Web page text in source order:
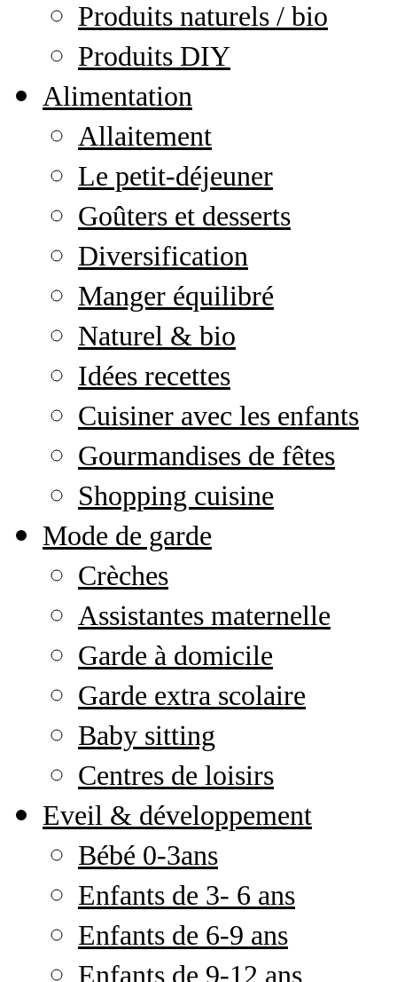
Produits naturels / bio
Produits DIY
Alimentation
Allaitement
Le petit-déjeuner
Goûters et desserts
Diversification
Manger équilibré
Naturel & bio
Idées recettes
Cuisiner avec les enfants
Gourmandises de fêtes
Shopping cuisine
Mode de garde
Crèches
Assistantes maternelle
Garde à domicile
Garde extra scolaire
Baby sitting
Centres de loisirs
Eveil & développement
Bébé 0-3ans
Enfants de 3- 6 ans
Enfants de 6-9 ans
Enfants de 9-12 ans